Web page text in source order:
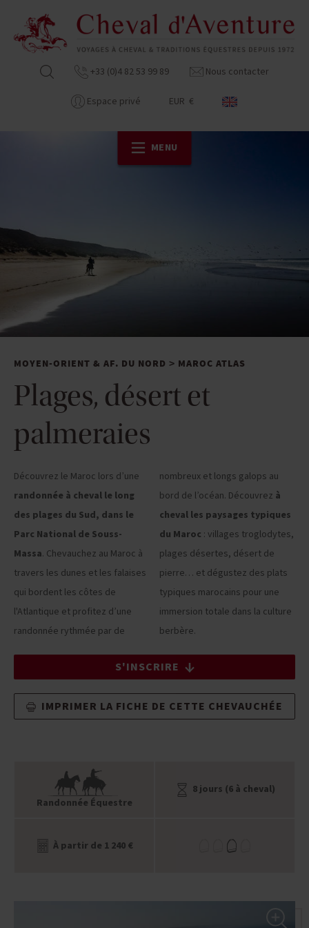
+33 (0)4 82 53 99 89 Nous contacter
Espace privé EUR €
MENU
MOYEN-ORIENT & AF. DU NORD > MAROC ATLAS
Plages, désert et
palmeraies
Découvrez le Maroc lors d’une
randonnée à cheval le long
des plages du Sud, dans le
Parc National de Souss-
Massa. Chevauchez au Maroc à
travers les dunes et les falaises
qui bordent les côtes de
l'Atlantique et profitez d’une
randonnée rythmée par de
nombreux et longs galops au
bord de l’océan. Découvrez à
cheval les paysages typiques
du Maroc : villages troglodytes,
plages désertes, désert de
pierre… et dégustez des plats
typiques marocains pour une
immersion totale dans la culture
berbère.
S'INSCRIRE
IMPRIMER LA FICHE DE CETTE CHEVAUCHÉE
Randonnée Équestre
8 jours (6 à cheval)
À partir de 1 240 €